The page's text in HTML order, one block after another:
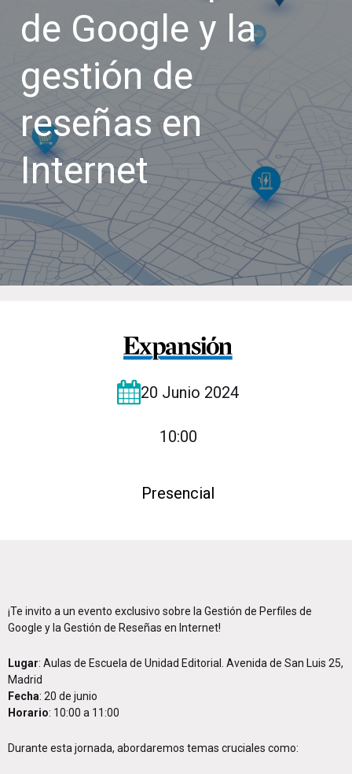
de Google y la
gestión de
reseñas en
Internet
20 Junio 2024
10:00
Presencial
¡Te invito a un evento exclusivo sobre la Gestión de Perfiles de
Google y la Gestión de Reseñas en Internet!
Lugar: Aulas de Escuela de Unidad Editorial. Avenida de San Luis 25,
Madrid
Fecha: 20 de junio
Horario: 10:00 a 11:00
Durante esta jornada, abordaremos temas cruciales como: